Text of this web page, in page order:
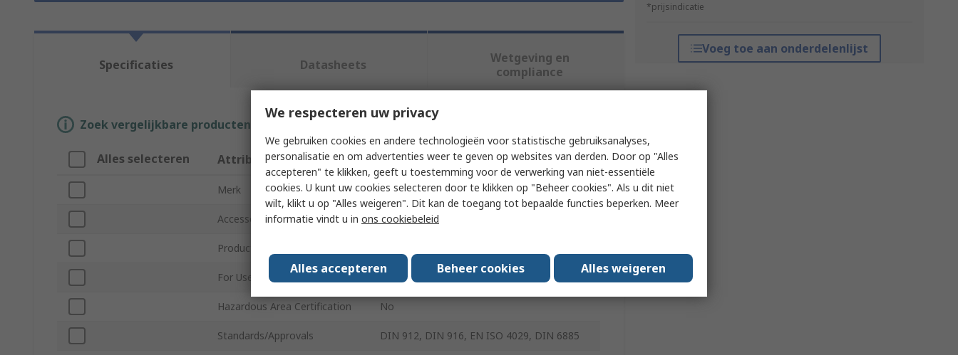
*prijsindicatie
Voeg toe aan onderdelenlijst
Specificaties
Datasheets
Wetgeving en
compliance
Zoek vergelijkbare producten door een of meer kenmerken te selecteren.
Alles selecteren Attribuut Waarde
Merk Kübler
Accessory Type Strain Gauge Converter
Product Type
For Use With Motor And Encoder
Hazardous Area Certification No
Standards/Approvals DIN 912, DIN 916, EN ISO 4029, DIN 6885
We respecteren uw privacy
We gebruiken cookies en andere technologieën voor statistische gebruiksanalyses,
personalisatie en om advertenties weer te geven op websites van derden. Door op "Alles
accepteren" te klikken, geeft u toestemming voor de verwerking van niet-essentiële
cookies. U kunt uw cookies selecteren door te klikken op "Beheer cookies". Als u dit niet
wilt, klikt u op "Alles weigeren". Dit kan de toegang tot bepaalde functies beperken. Meer
informatie vindt u in ons cookiebeleid
Alles accepteren Beheer cookies Alles weigeren